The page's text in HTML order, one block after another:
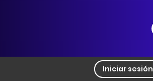
Iniciar sesión